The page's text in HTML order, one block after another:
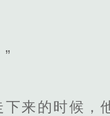
来的时候，